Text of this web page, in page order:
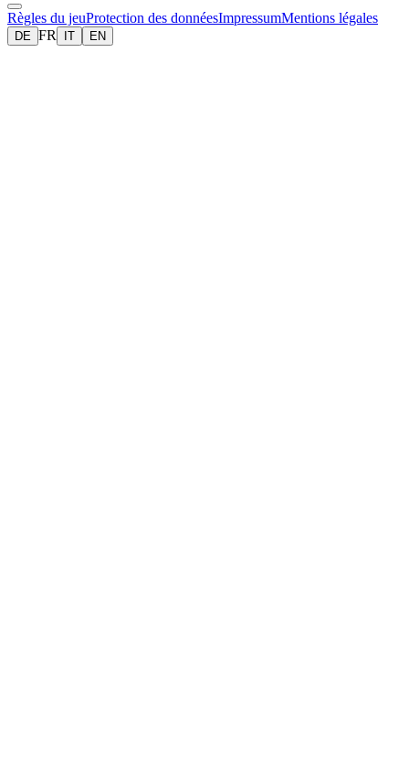
Règles du jeuProtection des donnéesImpressumMentions légales
DE FR IT EN